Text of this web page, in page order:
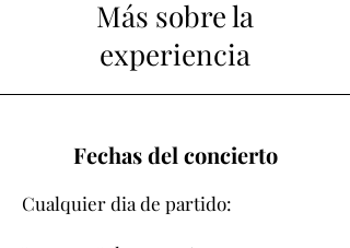
Más sobre la
experiencia
Fechas del concierto
Cualquier dia de partido: